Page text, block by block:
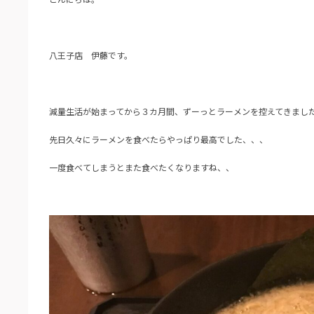
八王子店 伊藤です。
減量生活が始まってから３カ月間、ずーっとラーメンを控えてきまし
先日久々にラーメンを食べたらやっぱり最高でした、、、
一度食べてしまうとまた食べたくなりますね、、